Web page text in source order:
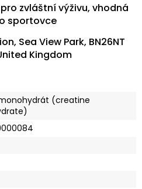
zvláštní výživu, vhodná
sportovce
Sea View Park, BN26NT
Kingdom
(creatine